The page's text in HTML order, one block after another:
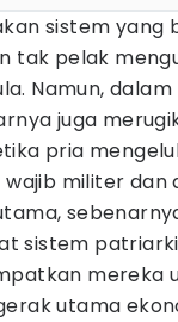
sistem yang
tak pelak
Namun, dalam
juga
pria
militer dan
sistem
mereka
utama